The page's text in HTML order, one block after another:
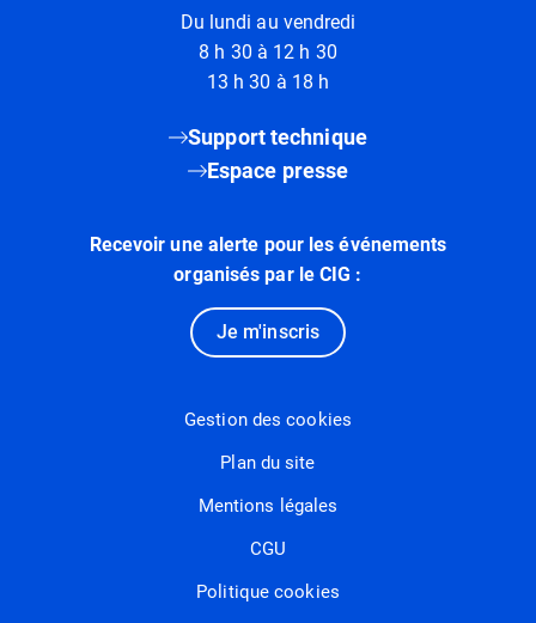
Du lundi au vendredi
8 h 30 à 12 h 30
13 h 30 à 18 h
Support technique
Espace presse
Recevoir une alerte pour les événements
organisés par le CIG :
Je m'inscris
Gestion des cookies
Plan du site
Mentions légales
CGU
Politique cookies